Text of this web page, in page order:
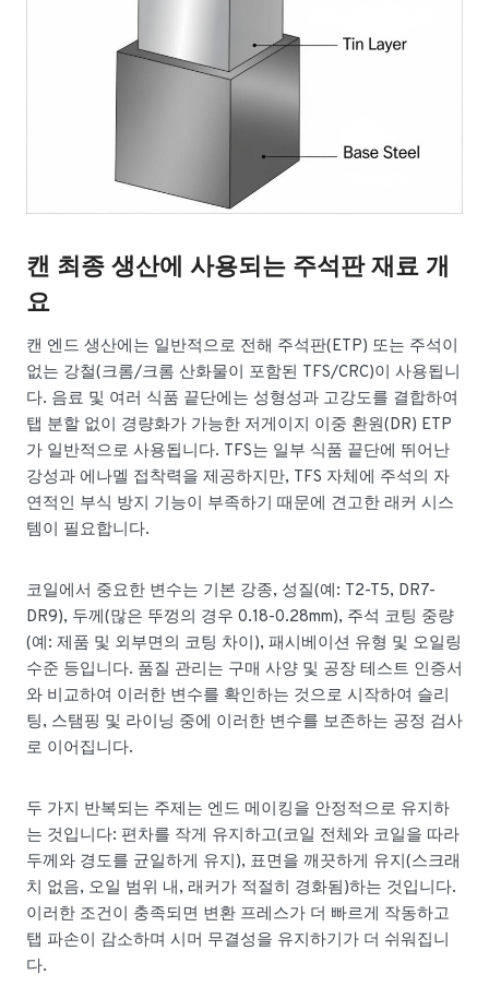
캔 최종 생산에 사용되는 주석판 재료 개
요
캔 엔드 생산에는 일반적으로 전해 주석판(ETP) 또는 주석이
없는 강철(크롬/크롬 산화물이 포함된 TFS/CRC)이 사용됩니
다. 음료 및 여러 식품 끝단에는 성형성과 고강도를 결합하여
탭 분할 없이 경량화가 가능한 저게이지 이중 환원(DR) ETP
가 일반적으로 사용됩니다. TFS는 일부 식품 끝단에 뛰어난
강성과 에나멜 접착력을 제공하지만, TFS 자체에 주석의 자
연적인 부식 방지 기능이 부족하기 때문에 견고한 래커 시스
템이 필요합니다.
코일에서 중요한 변수는 기본 강종, 성질(예: T2-T5, DR7-
DR9), 두께(많은 뚜껑의 경우 0.18-0.28mm), 주석 코팅 중량
(예: 제품 및 외부면의 코팅 차이), 패시베이션 유형 및 오일링
수준 등입니다. 품질 관리는 구매 사양 및 공장 테스트 인증서
와 비교하여 이러한 변수를 확인하는 것으로 시작하여 슬리
팅, 스탬핑 및 라이닝 중에 이러한 변수를 보존하는 공정 검사
로 이어집니다.
두 가지 반복되는 주제는 엔드 메이킹을 안정적으로 유지하
는 것입니다: 편차를 작게 유지하고(코일 전체와 코일을 따라
두께와 경도를 균일하게 유지), 표면을 깨끗하게 유지(스크래
치 없음, 오일 범위 내, 래커가 적절히 경화됨)하는 것입니다.
이러한 조건이 충족되면 변환 프레스가 더 빠르게 작동하고
탭 파손이 감소하며 시머 무결성을 유지하기가 더 쉬워집니
다.